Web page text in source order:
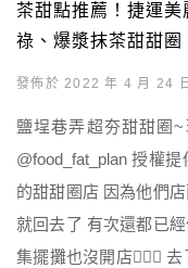
茶甜點推薦！捷運
祿、爆漿抹茶甜甜圈
發佈於 2022 年 4 月 24 日
鹽埕巷弄超夯甜甜圈
@food_fat_plan 授權
的甜甜圈店 因為他們
就回去了 有次還都已
集擺攤也沒開店🤦🏻‍♂️